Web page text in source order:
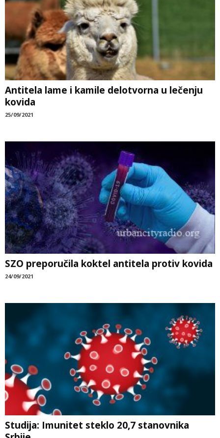
Antitela lame i kamile delotvorna u lečenju
kovida
25/09/2021
SZO preporučila koktel antitela protiv kovida
24/09/2021
Studija: Imunitet steklo 20,7 stanovnika